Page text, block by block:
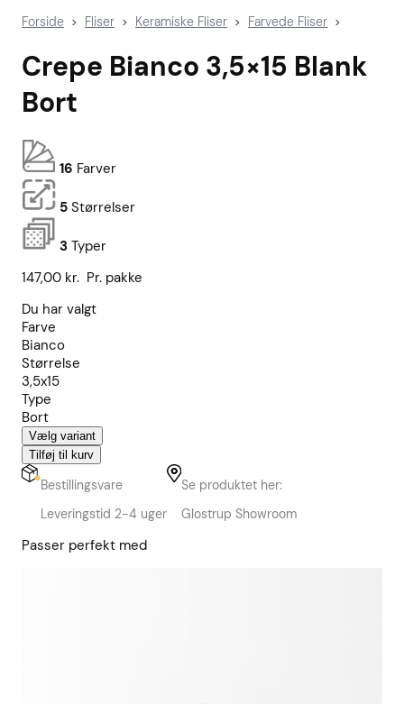
Forside > Fliser > Keramiske Fliser > Farvede Fliser >
Crepe Bianco 3,5×15 Blank
Bort
16 Farver
5 Størrelser
3 Typer
147,00 kr. Pr. pakke
Du har valgt
Farve
Bianco
Størrelse
3,5x15
Type
Bort
Vælg variant
Tilføj til kurv
Bestillingsvare
Leveringstid 2-4 uger
Se produktet her:
Glostrup Showroom
Passer perfekt med